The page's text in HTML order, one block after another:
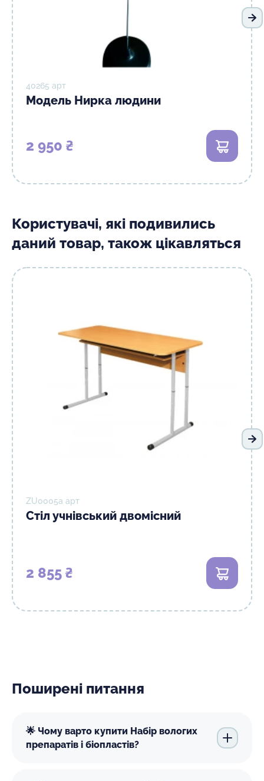
40265 арт
Модель Нирка людини
2 950 ₴ В кошик
Користувачі, які подивились
даний товар, також цікавляться
ZU0005а арт
Стіл учнівський двомісний
2 855 ₴ В кошик
Поширені питання
🌟 Чому варто купити Набір вологих
препаратів і біопластів?